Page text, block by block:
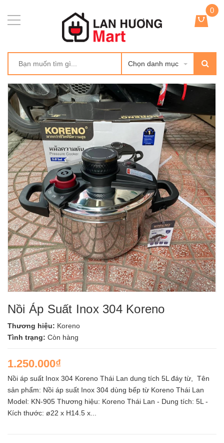
Chọn danh mục
0
Nồi Áp Suất Inox 304 Koreno
Thương hiệu: Koreno
Tình trạng: Còn hàng
1.250.000₫
Nồi áp suất Inox 304 Koreno Thái Lan dung tích 5L đáy từ, Tên
sản phẩm: Nồi áp suất Inox 304 dùng bếp từ Koreno Thái Lan
Model: KN-905 Thương hiệu: Koreno Thái Lan - Dung tích: 5L -
Kích thước: ø22 x H14.5 x...